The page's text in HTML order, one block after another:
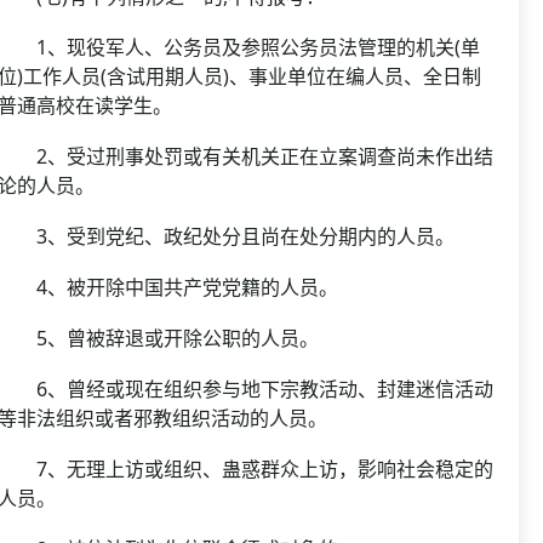
、现役军人、公务员及参照公务员法管理的机关(单
)工作人员(含试用期人员)、事业单位在编人员、全日制
通高校在读学生。
、受过刑事处罚或有关机关正在立案调查尚未作出结
的人员。
、受到党纪、政纪处分且尚在处分期内的人员。
、被开除中国共产党党籍的人员。
、曾被辞退或开除公职的人员。
、曾经或现在组织参与地下宗教活动、封建迷信活动
非法组织或者邪教组织活动的人员。
、无理上访或组织、蛊惑群众上访，影响社会稳定的
员。